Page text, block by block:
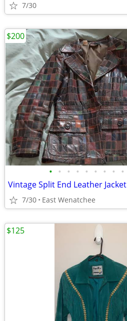
7/30
• • • • • • • • •
Vintage Split End Leather Jacket
7/30 East Wenatchee
$200
$125